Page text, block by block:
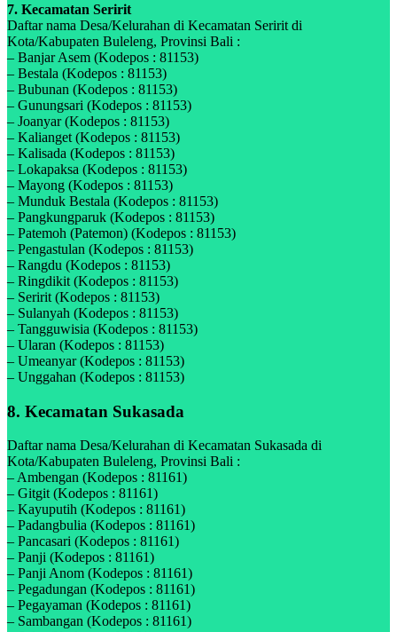
7. Kecamatan Seririt
Daftar nama Desa/Kelurahan di Kecamatan Seririt di
Kota/Kabupaten Buleleng, Provinsi Bali :
– Banjar Asem (Kodepos : 81153)
– Bestala (Kodepos : 81153)
– Bubunan (Kodepos : 81153)
– Gunungsari (Kodepos : 81153)
– Joanyar (Kodepos : 81153)
– Kalianget (Kodepos : 81153)
– Kalisada (Kodepos : 81153)
– Lokapaksa (Kodepos : 81153)
– Mayong (Kodepos : 81153)
– Munduk Bestala (Kodepos : 81153)
– Pangkungparuk (Kodepos : 81153)
– Patemoh (Patemon) (Kodepos : 81153)
– Pengastulan (Kodepos : 81153)
– Rangdu (Kodepos : 81153)
– Ringdikit (Kodepos : 81153)
– Seririt (Kodepos : 81153)
– Sulanyah (Kodepos : 81153)
– Tangguwisia (Kodepos : 81153)
– Ularan (Kodepos : 81153)
– Umeanyar (Kodepos : 81153)
– Unggahan (Kodepos : 81153)
8. Kecamatan Sukasada
Daftar nama Desa/Kelurahan di Kecamatan Sukasada di
Kota/Kabupaten Buleleng, Provinsi Bali :
– Ambengan (Kodepos : 81161)
– Gitgit (Kodepos : 81161)
– Kayuputih (Kodepos : 81161)
– Padangbulia (Kodepos : 81161)
– Pancasari (Kodepos : 81161)
– Panji (Kodepos : 81161)
– Panji Anom (Kodepos : 81161)
– Pegadungan (Kodepos : 81161)
– Pegayaman (Kodepos : 81161)
– Sambangan (Kodepos : 81161)